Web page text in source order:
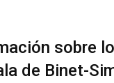
sobre
de Binet-